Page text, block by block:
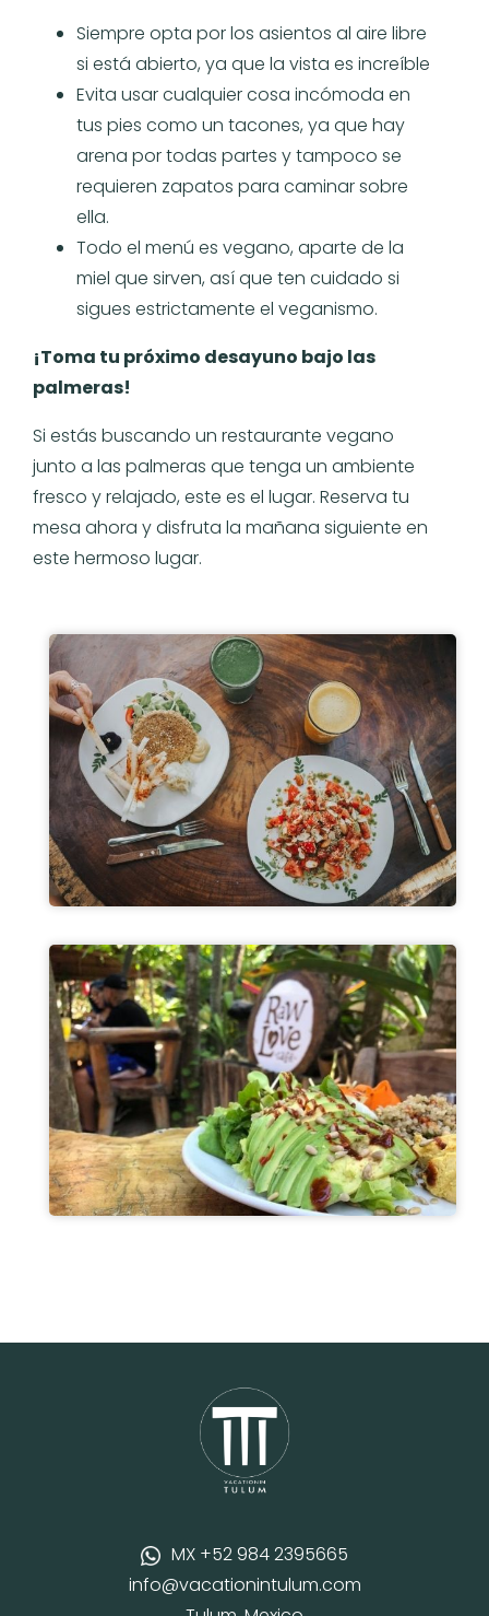
Siempre opta por los asientos al aire libre
si está abierto, ya que la vista es increíble
Evita usar cualquier cosa incómoda en
tus pies como un tacones, ya que hay
arena por todas partes y tampoco se
requieren zapatos para caminar sobre
ella.
Todo el menú es vegano, aparte de la
miel que sirven, así que ten cuidado si
sigues estrictamente el veganismo.
¡Toma tu próximo desayuno bajo las
palmeras!
Si estás buscando un restaurante vegano
junto a las palmeras que tenga un ambiente
fresco y relajado, este es el lugar. Reserva tu
mesa ahora y disfruta la mañana siguiente en
este hermoso lugar.
MX +52 984 2395665
info@vacationintulum.com